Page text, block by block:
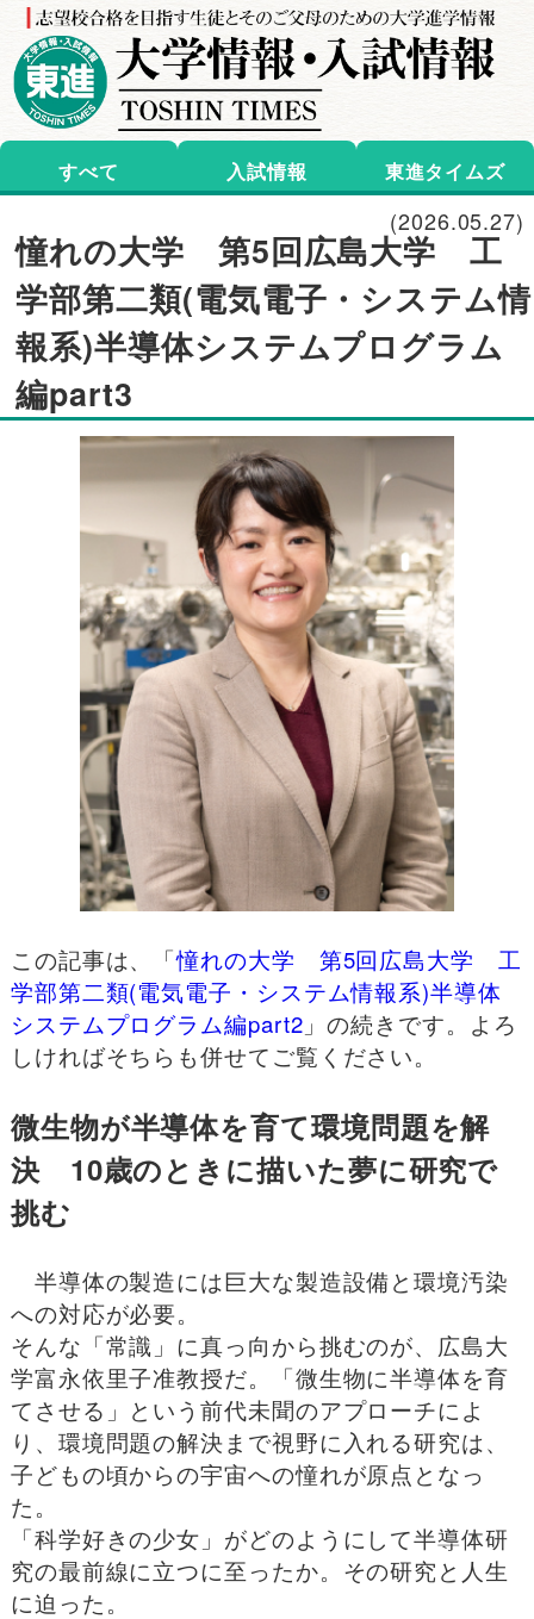
すべて 入試情報 東進タイムズ
憧れの大学 第5回広島大学 工
学部第二類(電気電子・システム情
報系)半導体システムプログラム
編part3
(2026.05.27)
この記事は、「憧れの大学 第5回広島大学 工
学部第二類(電気電子・システム情報系)半導体
システムプログラム編part2 」の続きです。よろ
しければそちらも併せてご覧ください。
微生物が半導体を育て環境問題を解
決 10歳のときに描いた夢に研究で
挑む
半導体の製造には巨大な製造設備と環境汚染
への対応が必要。
そんな「常識」に真っ向から挑むのが、広島大
学富永依里子准教授だ。「微生物に半導体を育
てさせる」という前代未聞のアプローチによ
り、環境問題の解決まで視野に入れる研究は、
子どもの頃からの宇宙への憧れが原点となっ
た。
「科学好きの少女」がどのようにして半導体研
究の最前線に立つに至ったか。その研究と人生
に迫った。